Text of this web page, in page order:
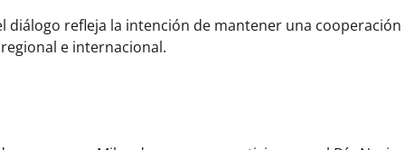
refleja la intención de mantener una cooperación
e internacional.